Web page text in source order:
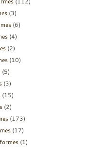
(3)
(6)
(4)
(2)
(10)
(5)
(3)
(15)
(2)
(173)
(17)
(1)